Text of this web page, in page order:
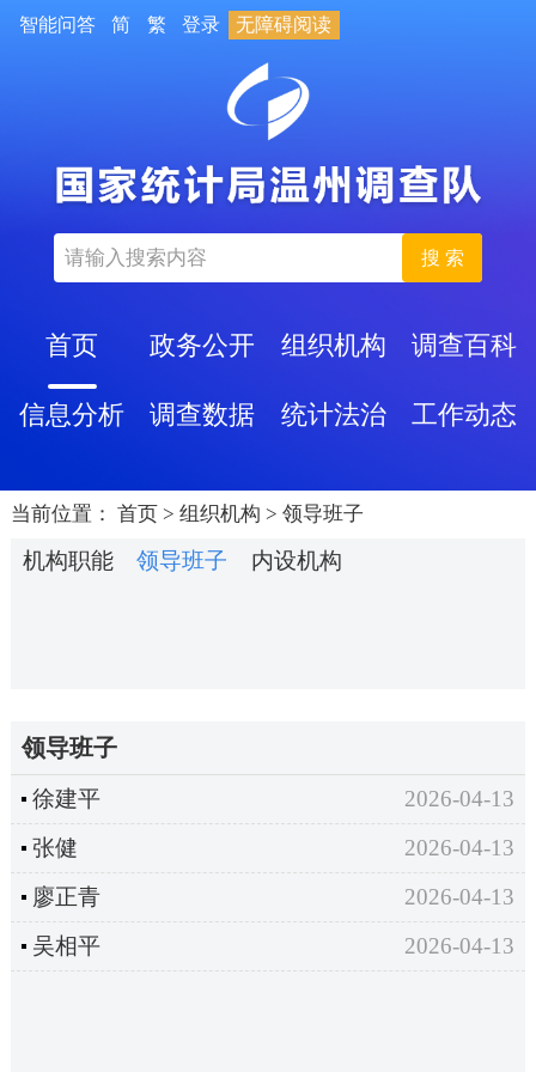
智能问答 简 繁 登录 无障碍阅读
搜 索
首页 政务公开 组织机构 调查百科
信息分析 调查数据 统计法治 工作动态
当前位置： 首页 > 组织机构 > 领导班子
机构职能 领导班子 内设机构
领导班子
徐建平
2026-04-13
张健
2026-04-13
廖正青
2026-04-13
吴相平
2026-04-13